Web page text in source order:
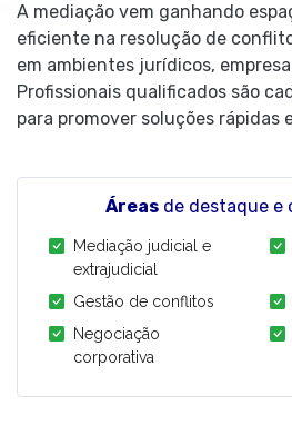
A mediação vem ganhando
eficiente na resolução de
em ambientes jurídicos,
Profissionais qualificados são
para promover soluções rápidas
Áreas de destaque e
Mediação judicial e
extrajudicial
Gestão de conflitos
Negociação
corporativa